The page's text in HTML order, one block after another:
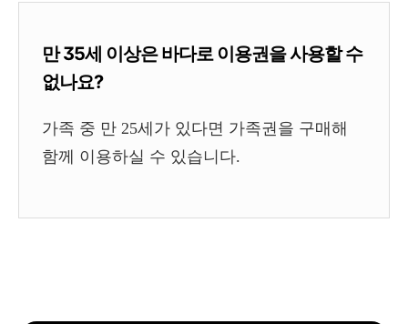
만 35세 이상은 바다로 이용권을 사용할 수
없나요?
가족 중 만 25세가 있다면 가족권을 구매해
함께 이용하실 수 있습니다.